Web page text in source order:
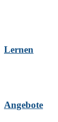
Lernen
Angebote